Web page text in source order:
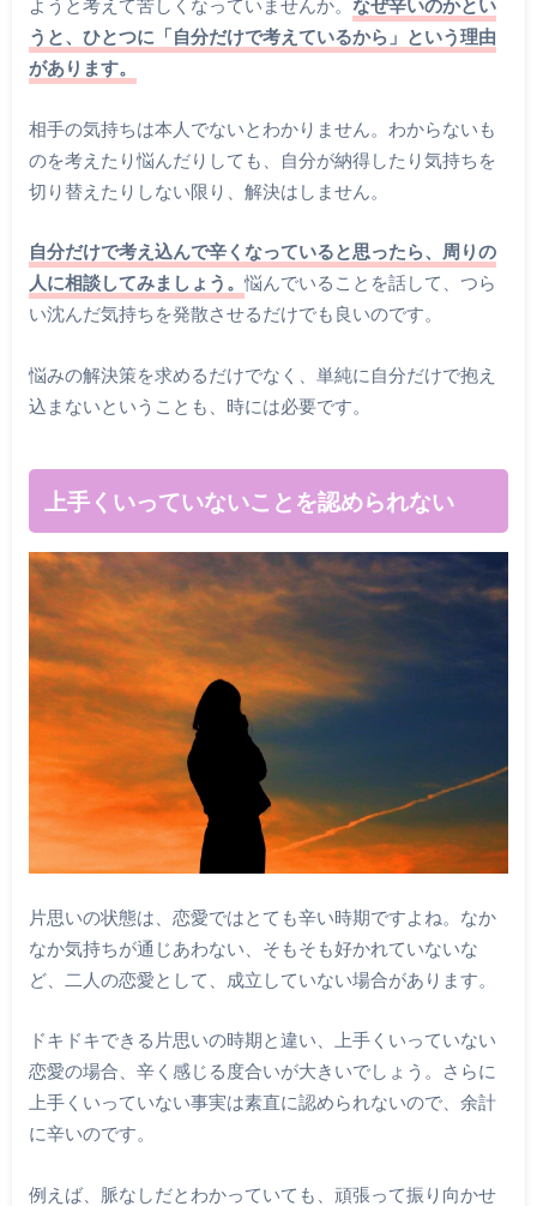
ようと考えて苦しくなっていませんか。 なぜ辛いのかとい
うと、ひとつに「自分だけで考えているから」という理由
があります。
相手の気持ちは本人でないとわかりません。わからないも
のを考えたり悩んだりしても、自分が納得したり気持ちを
切り替えたりしない限り、解決はしません。
自分だけで考え込んで辛くなっていると思ったら、周りの
人に相談してみましょう。悩んでいることを話して、つら
い沈んだ気持ちを発散させるだけでも良いのです。
悩みの解決策を求めるだけでなく、単純に自分だけで抱え
込まないということも、時には必要です。
上手くいっていないことを認められない
片思いの状態は、恋愛ではとても辛い時期ですよね。なか
なか気持ちが通じあわない、そもそも好かれていないな
ど、二人の恋愛として、成立していない場合があります。
ドキドキできる片思いの時期と違い、上手くいっていない
恋愛の場合、辛く感じる度合いが大きいでしょう。さらに
上手くいっていない事実は素直に認められないので、余計
に辛いのです。
例えば、脈なしだとわかっていても、頑張って振り向かせ